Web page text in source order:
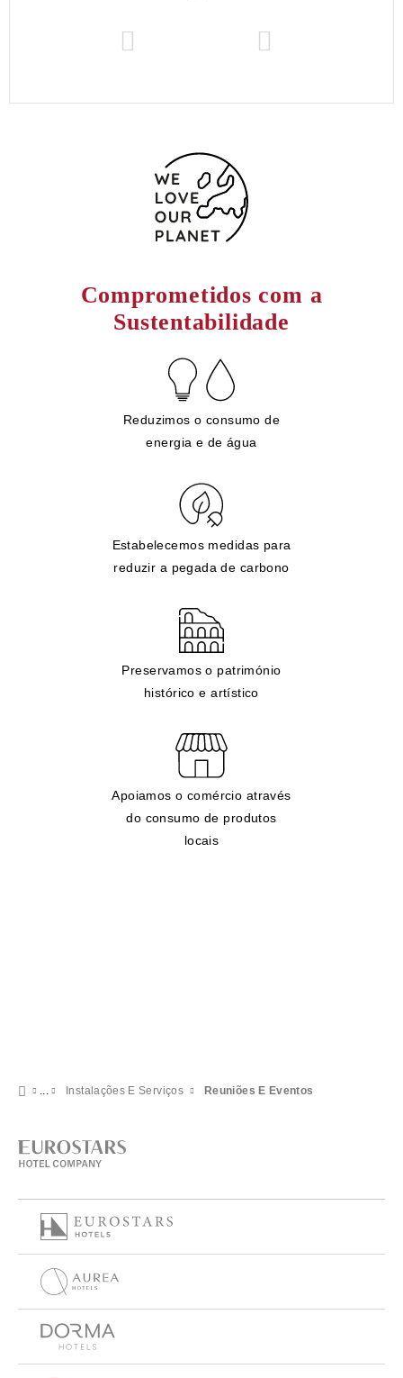
Comprometidos com a
Sustentabilidade
Reduzimos o consumo de
energia e de água
Estabelecemos medidas para
reduzir a pegada de carbono
Preservamos o património
histórico e artístico
Apoiamos o comércio através
do consumo de produtos
locais
Instalações E Serviços Reuniões E Eventos